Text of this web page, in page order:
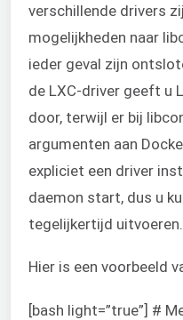
verschillende drivers
mogelijkheden naar
ieder geval zijn
de LXC-driver geeft u
door, terwijl er bij
argumenten aan
expliciet een driver
daemon start, dus u
tegelijkertijd uitvoeren.
Hier is een voorbeeld
[bash light=”true”] #